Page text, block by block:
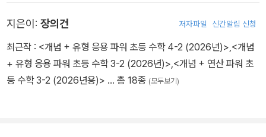
지은이: 장의건 저자파일 신간알림 신청
최근작 : <개념 + 유형 응용 파워 초등 수학 4-2 (2026년)>,<개념
+ 유형 응용 파워 초등 수학 3-2 (2026년)>,<개념 + 연산 파워 초
등 수학 3-2 (2026년용)> … 총 18종 (모두보기)